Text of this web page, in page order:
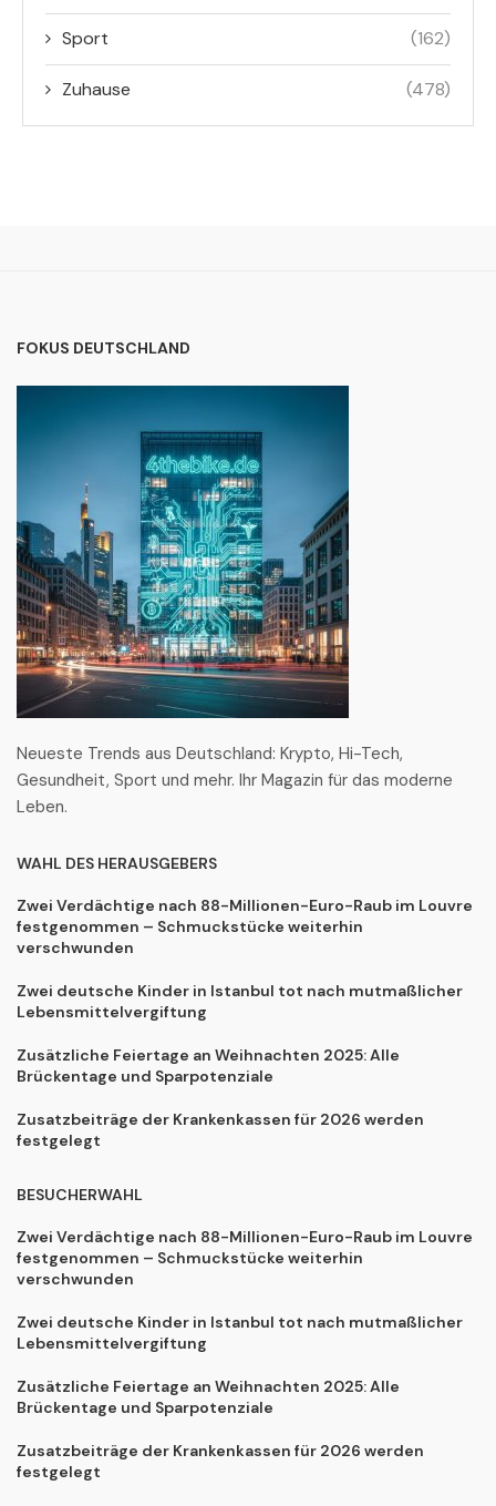
Sport (162)
Zuhause (478)
FOKUS DEUTSCHLAND
Neueste Trends aus Deutschland: Krypto, Hi-Tech,
Gesundheit, Sport und mehr. Ihr Magazin für das moderne
Leben.
WAHL DES HERAUSGEBERS
Zwei Verdächtige nach 88-Millionen-Euro-Raub im Louvre
festgenommen – Schmuckstücke weiterhin
verschwunden
Zwei deutsche Kinder in Istanbul tot nach mutmaßlicher
Lebensmittelvergiftung
Zusätzliche Feiertage an Weihnachten 2025: Alle
Brückentage und Sparpotenziale
Zusatzbeiträge der Krankenkassen für 2026 werden
festgelegt
BESUCHERWAHL
Zwei Verdächtige nach 88-Millionen-Euro-Raub im Louvre
festgenommen – Schmuckstücke weiterhin
verschwunden
Zwei deutsche Kinder in Istanbul tot nach mutmaßlicher
Lebensmittelvergiftung
Zusätzliche Feiertage an Weihnachten 2025: Alle
Brückentage und Sparpotenziale
Zusatzbeiträge der Krankenkassen für 2026 werden
festgelegt